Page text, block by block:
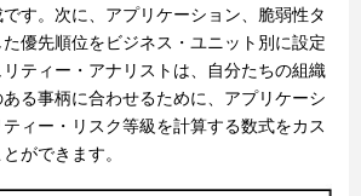
す。次に、アプリケーション、脆弱性タ
優先順位をビジネス・ユニット別に設定
ティー・アナリストは、自分たちの組織
る事柄に合わせるために、アプリケーシ
ィー・リスク等級を計算する数式をカス
ができます。